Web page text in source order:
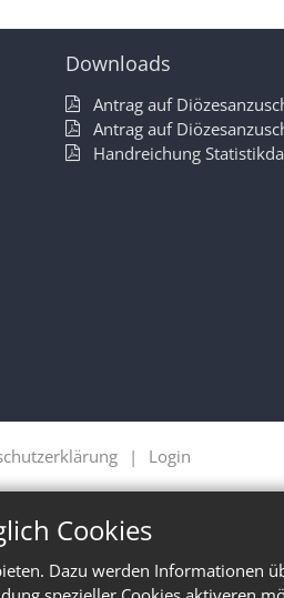
Cookies
Dazu werden Informationen
Downloads
Antrag auf
Antrag auf
Handreichung
Login